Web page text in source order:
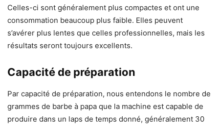
Celles-ci sont généralement plus compactes et ont une
consommation beaucoup plus faible. Elles peuvent
s’avérer plus lentes que celles professionnelles, mais les
résultats seront toujours excellents.
Capacité de préparation
Par capacité de préparation, nous entendons le nombre de
grammes de barbe à papa que la machine est capable de
produire dans un laps de temps donné, généralement 30